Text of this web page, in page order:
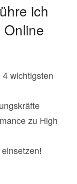
ich
Online
wichtigsten
zu High